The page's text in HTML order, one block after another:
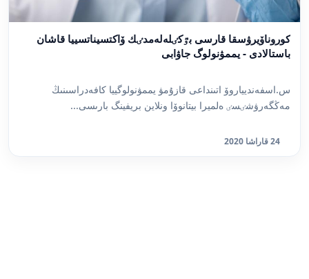
كوروناۆيرۋسقا قارسى بٷكٸلەلەمدٸك ۆاكتسيناتسييا قاشان
باستالادى - يممۋنولوگ جاۋابى
س.اسفەنديياروۆ اتىنداعى قازۇمۋ يممۋنولوگييا كافەدراسىنىڭ
مەڭگەرۋشٸسٸ ەلميرا بيتانوۆا ونلاين بريفينگ بارىسى...
24 قاراشا 2020